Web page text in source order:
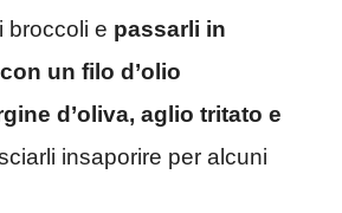
broccoli e passarli in
un filo d’olio
d’oliva, aglio tritato e
insaporire per alcuni